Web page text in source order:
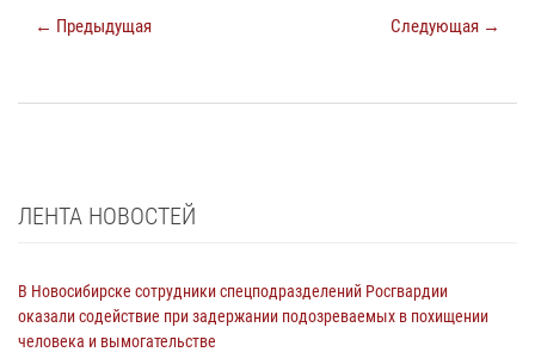
← Предыдущая Следующая →
ЛЕНТА НОВОСТЕЙ
В Новосибирске сотрудники спецподразделений Росгвардии
оказали содействие при задержании подозреваемых в похищении
человека и вымогательстве